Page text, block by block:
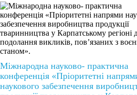
Міжнародна науково- практична
конференція «Пріоритетні
наукового забезпечення